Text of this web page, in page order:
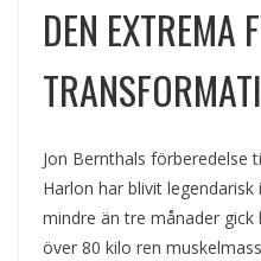
DEN EXTREMA
Jon Bernthals förberedelse
Harlon har blivit legendarisk
mindre än tre månader gick
över 80 kilo ren